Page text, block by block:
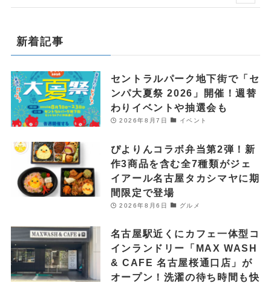
新着記事
セントラルパーク地下街で「セ
ンパ大夏祭 2026」開催！週替
わりイベントや抽選会も
2026年8月7日 イベント
ぴよりんコラボ弁当第2弾！新
作3商品を含む全7種類がジェ
イアール名古屋タカシマヤに期
間限定で登場
2026年8月6日 グルメ
名古屋駅近くにカフェ一体型コ
インランドリー「MAX WASH
& CAFE 名古屋桜通口店」が
オープン！洗濯の待ち時間も快